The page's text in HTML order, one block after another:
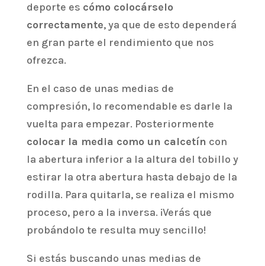
deporte es cómo colocárselo
correctamente, ya que de esto dependerá
en gran parte el rendimiento que nos
ofrezca.
En el caso de unas medias de
compresión, lo recomendable es darle la
vuelta para empezar. Posteriormente
colocar la media como un calcetín con
la abertura inferior a la altura del tobillo y
estirar la otra abertura hasta debajo de la
rodilla. Para quitarla, se realiza el mismo
proceso, pero a la inversa. ¡Verás que
probándolo te resulta muy sencillo!
Si estás buscando unas medias de